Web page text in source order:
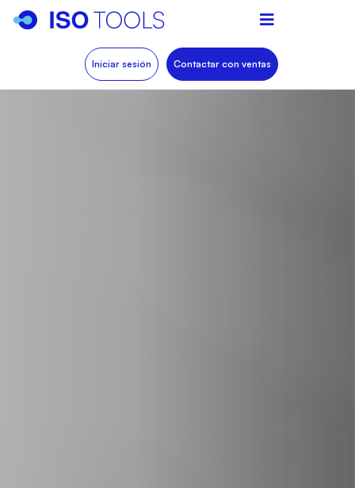
Iniciar sesión Contactar con ventas